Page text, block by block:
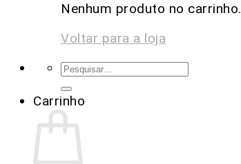
Nenhum produto no carrinho.
Voltar para a loja
Carrinho